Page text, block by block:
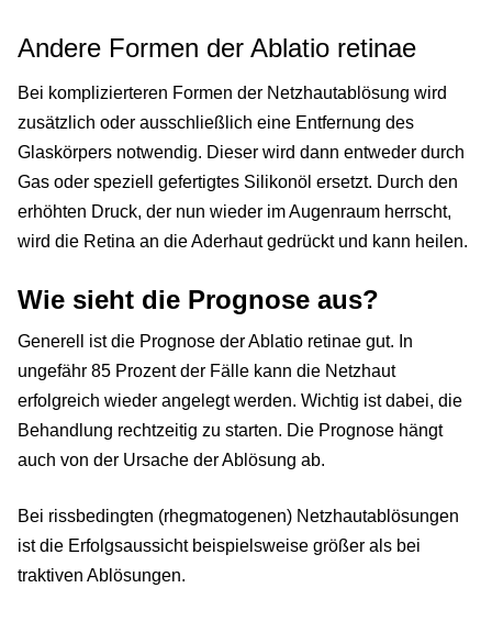
Andere Formen der Ablatio retinae
Bei komplizierteren Formen der Netzhautablösung wird
zusätzlich oder ausschließlich eine Entfernung des
Glaskörpers notwendig. Dieser wird dann entweder durch
Gas oder speziell gefertigtes Silikonöl ersetzt. Durch den
erhöhten Druck, der nun wieder im Augenraum herrscht,
wird die Retina an die Aderhaut gedrückt und kann heilen.
Wie sieht die Prognose aus?
Generell ist die Prognose der Ablatio retinae gut. In
ungefähr 85 Prozent der Fälle kann die Netzhaut
erfolgreich wieder angelegt werden. Wichtig ist dabei, die
Behandlung rechtzeitig zu starten. Die Prognose hängt
auch von der Ursache der Ablösung ab.
Bei rissbedingten (rhegmatogenen) Netzhautablösungen
ist die Erfolgsaussicht beispielsweise größer als bei
traktiven Ablösungen.